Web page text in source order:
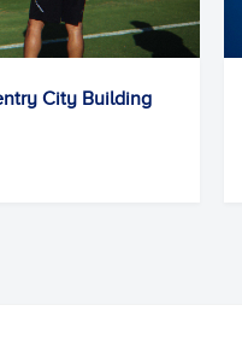
Entrenamiento